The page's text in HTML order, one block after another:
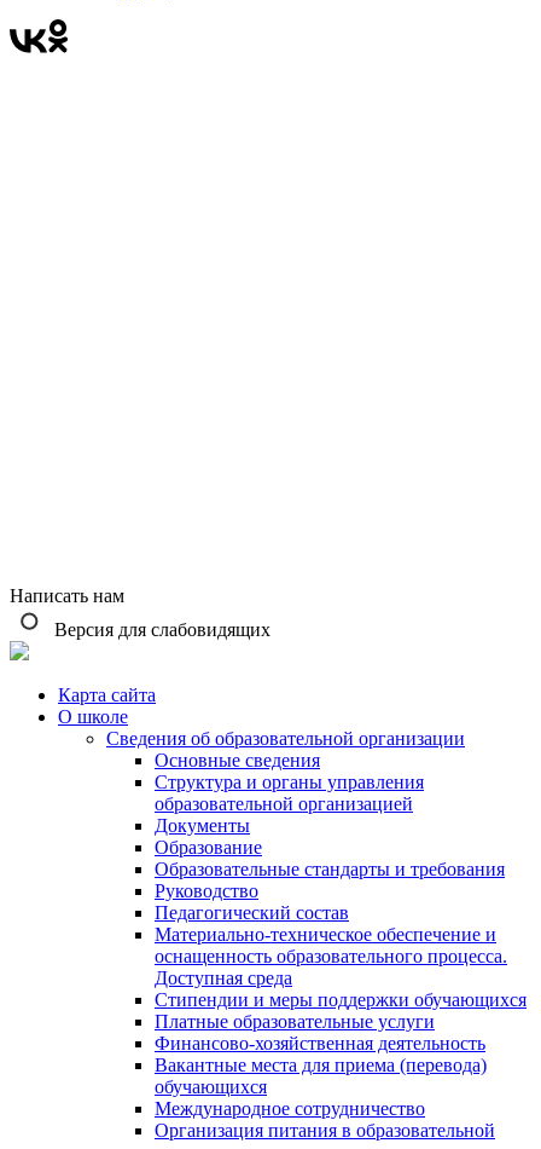
Написать нам
Версия для слабовидящих
Карта сайта
О школе
Сведения об образовательной организации
Основные сведения
Структура и органы управления
образовательной организацией
Документы
Образование
Образовательные стандарты и требования
Руководство
Педагогический состав
Материально-техническое обеспечение и
оснащенность образовательного процесса.
Доступная среда
Стипендии и меры поддержки обучающихся
Платные образовательные услуги
Финансово-хозяйственная деятельность
Вакантные места для приема (перевода)
обучающихся
Международное сотрудничество
Организация питания в образовательной